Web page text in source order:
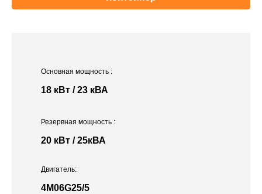
Основная мощность :
18 кВт / 23 кВА
Двигатель:
4M06G25/5
Резервная мощность :
20 кВт / 25кВА